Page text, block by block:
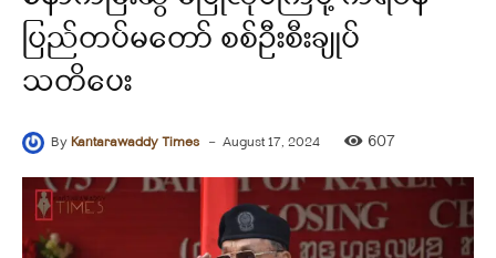
ပြည်တပ်မတော် စစ်ဦးစီးချုပ်
သတိပေး
ByKantarawaddy Times - August 17, 2024 607